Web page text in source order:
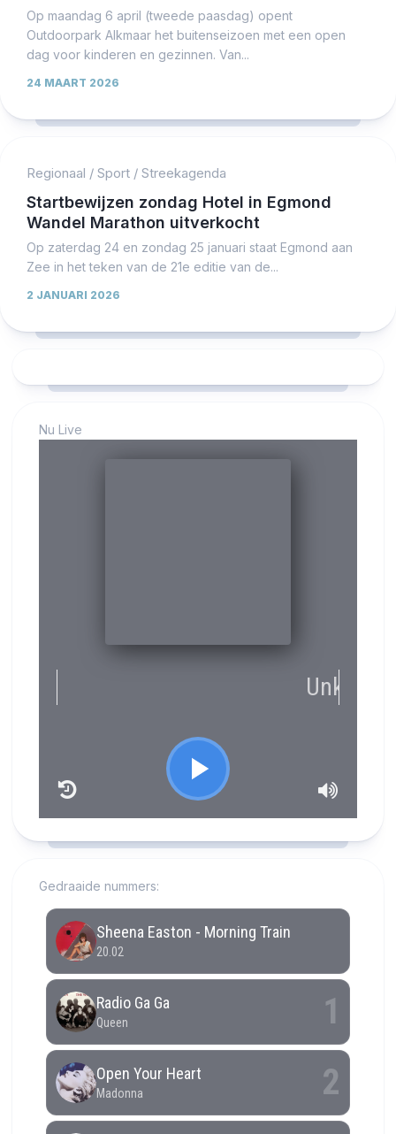
Op maandag 6 april (tweede paasdag) opent
Outdoorpark Alkmaar het buitenseizoen met een open
dag voor kinderen en gezinnen. Van...
24 MAART 2026
Regionaal / Sport / Streekagenda
Startbewijzen zondag Hotel in Egmond
Wandel Marathon uitverkocht
Op zaterdag 24 en zondag 25 januari staat Egmond aan
Zee in het teken van de 21e editie van de...
2 JANUARI 2026
Nu Live
Gedraaide nummers: